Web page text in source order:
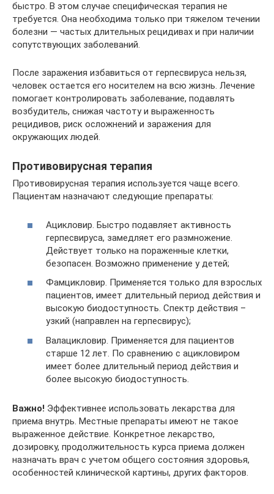
быстро. В этом случае специфическая терапия не
требуется. Она необходима только при тяжелом течении
болезни — частых длительных рецидивах и при наличии
сопутствующих заболеваний.
После заражения избавиться от герпесвируса нельзя,
человек остается его носителем на всю жизнь. Лечение
помогает контролировать заболевание, подавлять
возбудитель, снижая частоту и выраженность
рецидивов, риск осложнений и заражения для
окружающих людей.
Противовирусная терапия
Противовирусная терапия используется чаще всего.
Пациентам назначают следующие препараты:
Ацикловир. Быстро подавляет активность
герпесвируса, замедляет его размножение.
Действует только на пораженные клетки,
безопасен. Возможно применение у детей;
Фамцикловир. Применяется только для взрослых
пациентов, имеет длительный период действия и
высокую биодоступность. Спектр действия –
узкий (направлен на герпесвирус);
Валацикловир. Применяется для пациентов
старше 12 лет. По сравнению с ацикловиром
имеет более длительный период действия и
более высокую биодоступность.
Важно! Эффективнее использовать лекарства для
приема внутрь. Местные препараты имеют не такое
выраженное действие. Конкретное лекарство,
дозировку, продолжительность курса приема должен
назначать врач с учетом общего состояния здоровья,
особенностей клинической картины, других факторов.